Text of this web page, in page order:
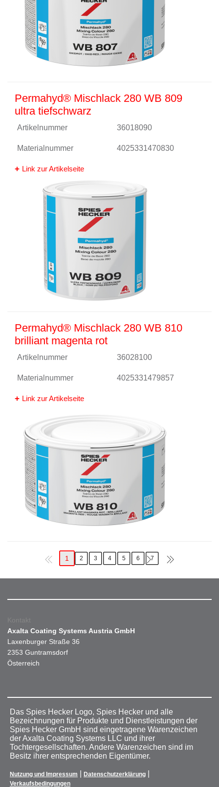
Permahyd® Mischlack 280 WB 809
ultra tiefschwarz
Artikelnummer 36018090
Materialnummer 4025331470830
Link zur Artikelseite
Permahyd® Mischlack 280 WB 810
brilliant magenta rot
Artikelnummer 36028100
Materialnummer 4025331479857
Link zur Artikelseite
1 2 3 4 5 6 7
Kontakt
Axalta Coating Systems Austria GmbH
Laxenburger Straße 36
2353 Guntramsdorf
Österreich
Das Spies Hecker Logo, Spies Hecker und alle
Bezeichnungen für Produkte und Dienstleistungen der
Spies Hecker GmbH sind eingetragene Warenzeichen
der Axalta Coating Systems LLC und ihrer
Tochtergesellschaften. Andere Warenzeichen sind im
Besitz ihrer entsprechenden Eigentümer.
Nutzung und Impressum Datenschutzerklärung
Verkaufsbedingungen